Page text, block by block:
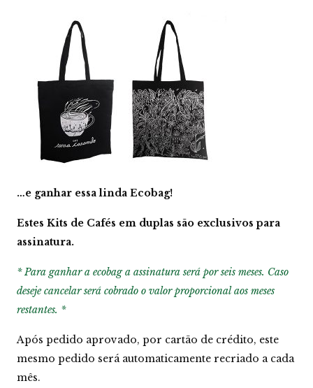
…e ganhar essa linda Ecobag!
Estes Kits de Cafés em duplas são exclusivos para
assinatura.
* Para ganhar a ecobag a assinatura será por seis meses. Caso
deseje cancelar será cobrado o valor proporcional aos meses
restantes. *
Após pedido aprovado, por cartão de crédito, este
mesmo pedido será automaticamente recriado a cada
mês.